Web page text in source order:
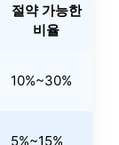
절약 가능한
비율
10%~30%
5%~15%